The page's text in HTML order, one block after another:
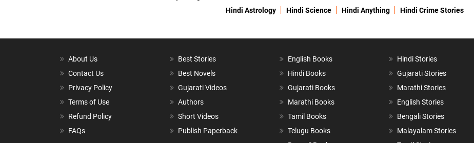
Hindi Astrology
Hindi Science Hindi Anything Hindi Crime Stories
About Us
Contact Us
Privacy Policy
Terms of Use
Refund Policy
FAQs
Best Stories
Best Novels
Gujarati Videos
Authors
Short Videos
Publish Paperback
English Books
Hindi Books
Gujarati Books
Marathi Books
Tamil Books
Telugu Books
Hindi Stories
Gujarati Stories
Marathi Stories
English Stories
Bengali Stories
Malayalam Stories